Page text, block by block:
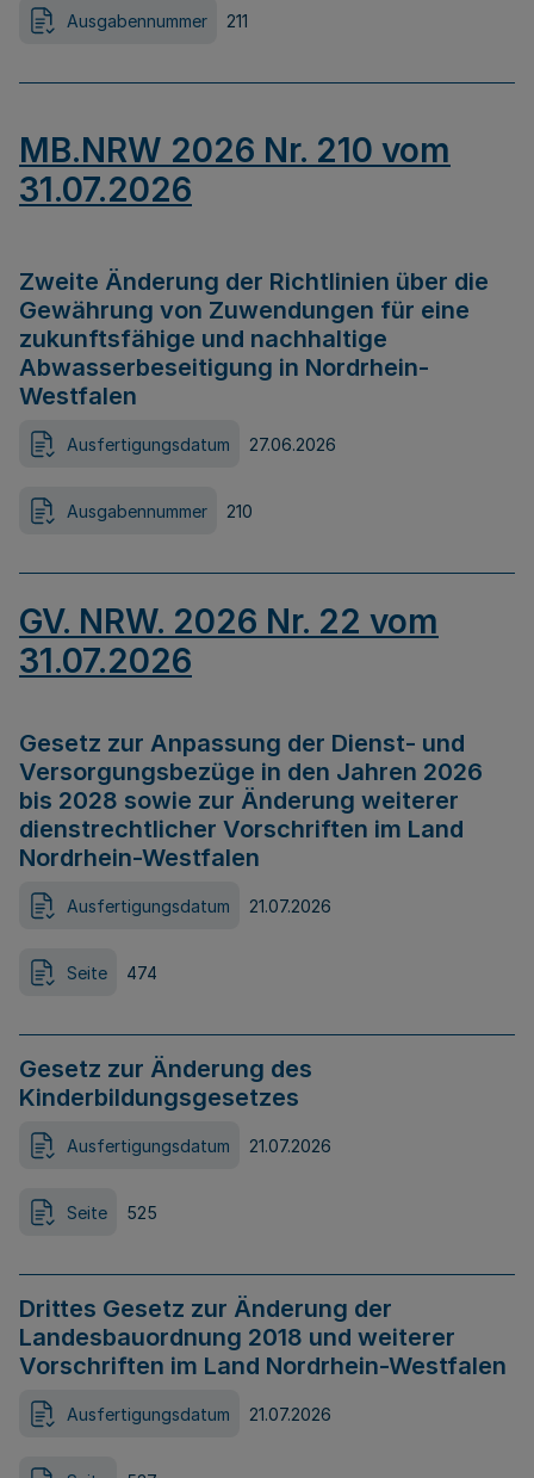
Ausgabennummer 211
MB.NRW 2026 Nr. 210 vom
31.07.2026
Zweite Änderung der Richtlinien über die
Gewährung von Zuwendungen für eine
zukunftsfähige und nachhaltige
Abwasserbeseitigung in Nordrhein-
Westfalen
Ausfertigungsdatum 27.06.2026
Ausgabennummer 210
GV. NRW. 2026 Nr. 22 vom
31.07.2026
Gesetz zur Anpassung der Dienst- und
Versorgungsbezüge in den Jahren 2026
bis 2028 sowie zur Änderung weiterer
dienstrechtlicher Vorschriften im Land
Nordrhein-Westfalen
Ausfertigungsdatum 21.07.2026
Seite 474
Gesetz zur Änderung des
Kinderbildungsgesetzes
Ausfertigungsdatum 21.07.2026
Seite 525
Drittes Gesetz zur Änderung der
Landesbauordnung 2018 und weiterer
Vorschriften im Land Nordrhein-Westfalen
Ausfertigungsdatum 21.07.2026